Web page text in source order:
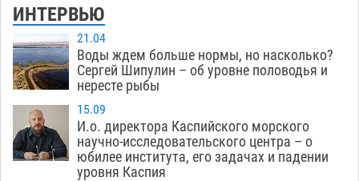
ИНТЕРВЬЮ
21.04
Воды ждем больше нормы, но насколько?
Сергей Шипулин – об уровне половодья и
нересте рыбы
15.09
И.о. директора Каспийского морского
научно-исследовательского центра – о
юбилее института, его задачах и падении
уровня Каспия